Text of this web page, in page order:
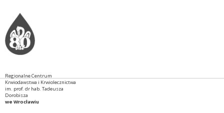
Regionalne Centrum
Krwiodawstwa i Krwiolecznictwa
im. prof. dr hab. Tadeusza
Dorobisza
we Wrocławiu